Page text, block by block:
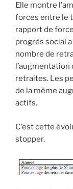
Elle montre
forces entre le
rapport de
progrès social
nombre de
l’augmentation
retraites. Les
de la même
actifs.
C’est cette
stopper.